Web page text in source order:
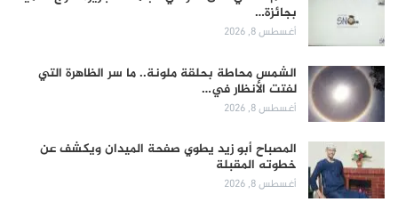
بجائزة…
أغسطس 8, 2026
الشمس محاطة بحلقة ملونة.. ما سر الظاهرة التي
لفتت الأنظار في…
أغسطس 8, 2026
المصباح أبو زيد يطوي صفحة الميدان ويكشف عن
خطوته المقبلة
أغسطس 8, 2026